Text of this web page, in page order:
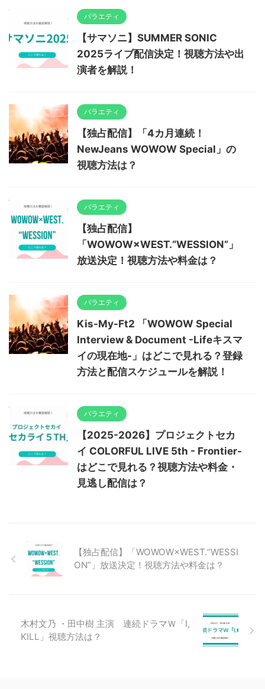
バラエティ
【サマソニ】SUMMER SONIC
2025ライブ配信決定！視聴方法や出
演者を解説！
バラエティ
【独占配信】「4カ月連続！
NewJeans WOWOW Special」の
視聴方法は？
バラエティ
【独占配信】
「WOWOW×WEST.“WESSION”」
放送決定！視聴方法や料金は？
バラエティ
Kis-My-Ft2 「WOWOW Special
Interview & Document -Lifeキスマ
イの現在地-」はどこで見れる？登録
方法と配信スケジュールを解説！
バラエティ
【2025-2026】プロジェクトセカ
イ COLORFUL LIVE 5th - Frontier-
はどこで見れる？視聴方法や料金・
見逃し配信は？
【独占配信】「WOWOW×WEST.“WESSI
ON”」放送決定！視聴方法や料金は？
木村文乃 ・田中樹 主演 連続ドラマＷ「I,
KILL」視聴方法は？